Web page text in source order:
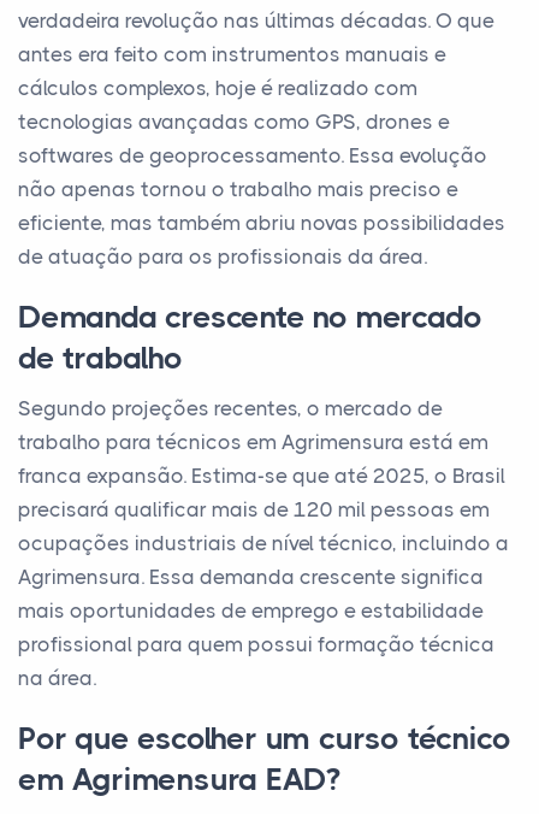
verdadeira revolução nas últimas décadas. O que
antes era feito com instrumentos manuais e
cálculos complexos, hoje é realizado com
tecnologias avançadas como GPS, drones e
softwares de geoprocessamento. Essa evolução
não apenas tornou o trabalho mais preciso e
eficiente, mas também abriu novas possibilidades
de atuação para os profissionais da área.
Demanda crescente no mercado
de trabalho
Segundo projeções recentes, o mercado de
trabalho para técnicos em Agrimensura está em
franca expansão. Estima-se que até 2025, o Brasil
precisará qualificar mais de 120 mil pessoas em
ocupações industriais de nível técnico, incluindo a
Agrimensura. Essa demanda crescente significa
mais oportunidades de emprego e estabilidade
profissional para quem possui formação técnica
na área.
Por que escolher um curso técnico
em Agrimensura EAD?